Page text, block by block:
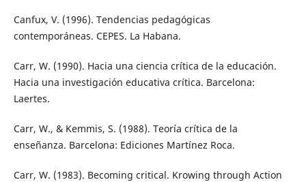
Canfux, V. (1996). Tendencias pedagógicas
contemporáneas. CEPES. La Habana.
Carr, W. (1990). Hacia una ciencia crítica de la educación.
Hacia una investigación educativa crítica. Barcelona:
Laertes.
Carr, W., & Kemmis, S. (1988). Teoría crítica de la
enseñanza. Barcelona: Ediciones Martínez Roca.
Carr, W. (1983). Becoming critical. Krowing through Action